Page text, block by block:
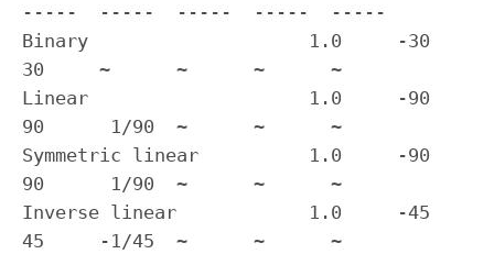
-----  -----  -----  -----  -----
Binary                    1.0     -30
30     ~      ~      ~      ~
Linear                    1.0     -90
90      1/90  ~      ~      ~
Symmetric linear          1.0     -90
90      1/90  ~      ~      ~
Inverse linear            1.0     -45
45     -1/45  ~      ~      ~